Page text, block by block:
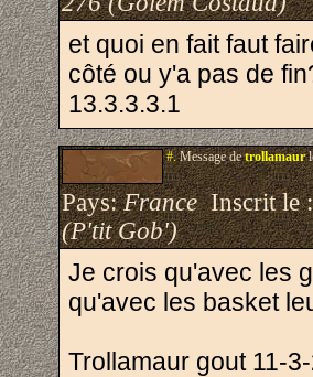
et quoi en fait faut
côté ou y'a pas de
13.3.3.3.1
#.Message detrollamaur
Pays:FranceInscrit le
(P'tit Gob')
Je crois qu'avec les
qu'avec les basket
Trollamaur gout 11-